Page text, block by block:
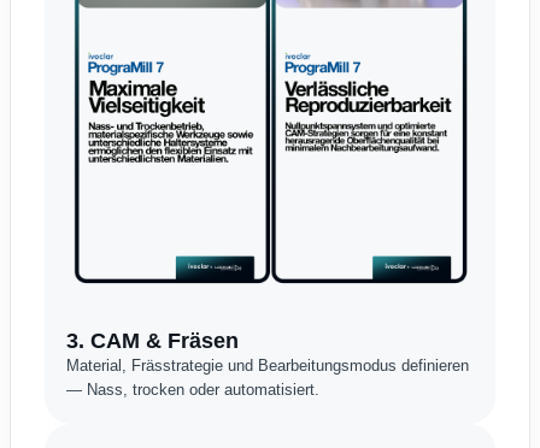
3. CAM & Fräsen
Material, Frässtrategie und Bearbeitungsmodus definieren
— Nass, trocken oder automatisiert.